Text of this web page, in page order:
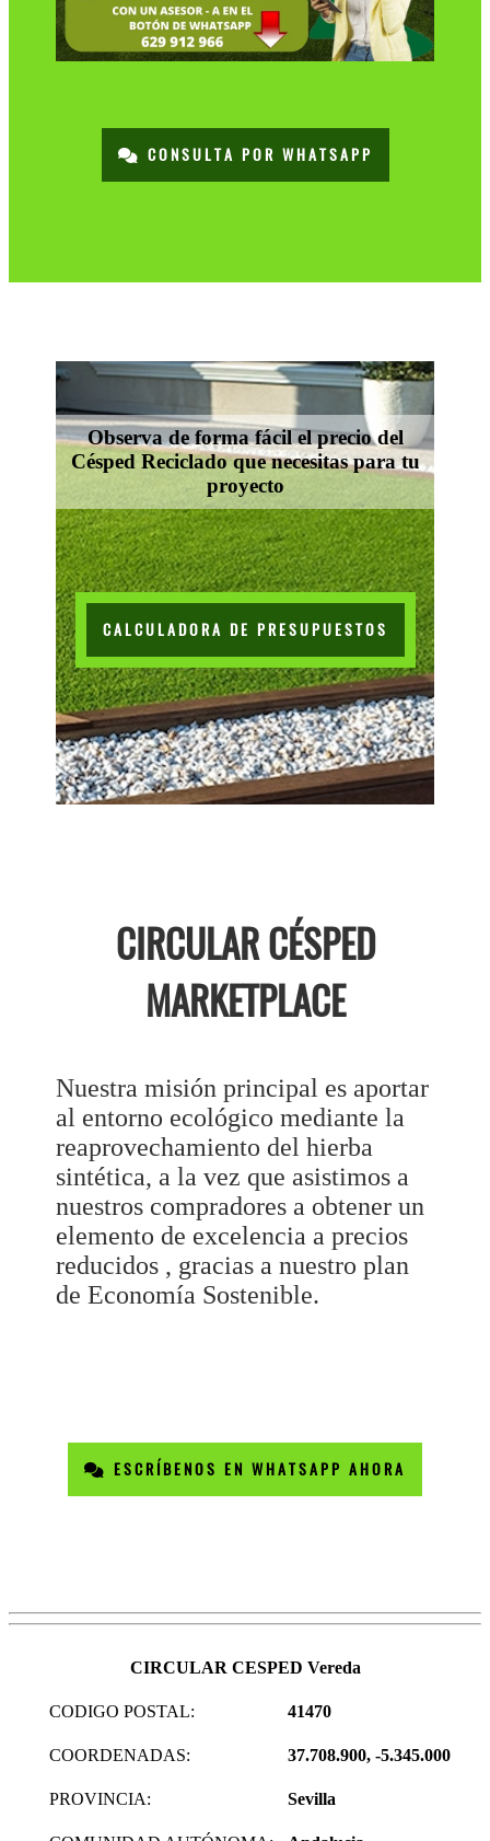
CONSULTA POR WHATSAPP
Observa de forma fácil el precio del
Césped Reciclado que necesitas para tu
proyecto
CALCULADORA DE PRESUPUESTOS
CIRCULAR CÉSPED
MARKETPLACE
Nuestra misión principal es aportar
al entorno ecológico mediante la
reaprovechamiento del hierba
sintética, a la vez que asistimos a
nuestros compradores a obtener un
elemento de excelencia a precios
reducidos , gracias a nuestro plan
de Economía Sostenible.
ESCRÍBENOS EN WHATSAPP AHORA
CIRCULAR CESPED Vereda
CODIGO POSTAL: 41470
COORDENADAS: 37.708.900, -5.345.000
PROVINCIA: Sevilla